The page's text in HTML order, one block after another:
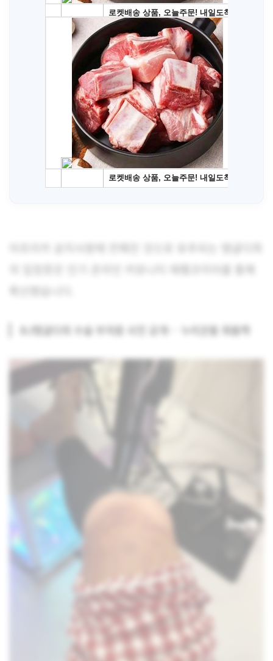
아프리카 공지사항에 전해진 것으로 유추되는 탱글다희
의 입장문은 인기 온라인 커뮤니티 에펨코리아를 통해
BJ탱글다희 수술 부자용 사진 공개… 누리꾼들 화들짝